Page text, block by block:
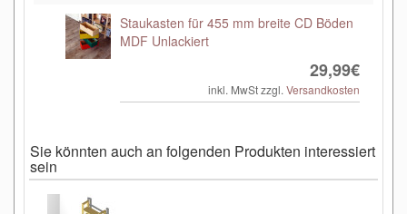
Staukasten für 455 mm breite CD Böden
MDF Unlackiert
29,99€
inkl. MwSt zzgl.Versandkosten
Sie könnten auch an folgenden Produkten interessiert
sein